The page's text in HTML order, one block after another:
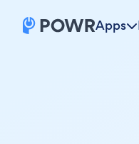
Apps